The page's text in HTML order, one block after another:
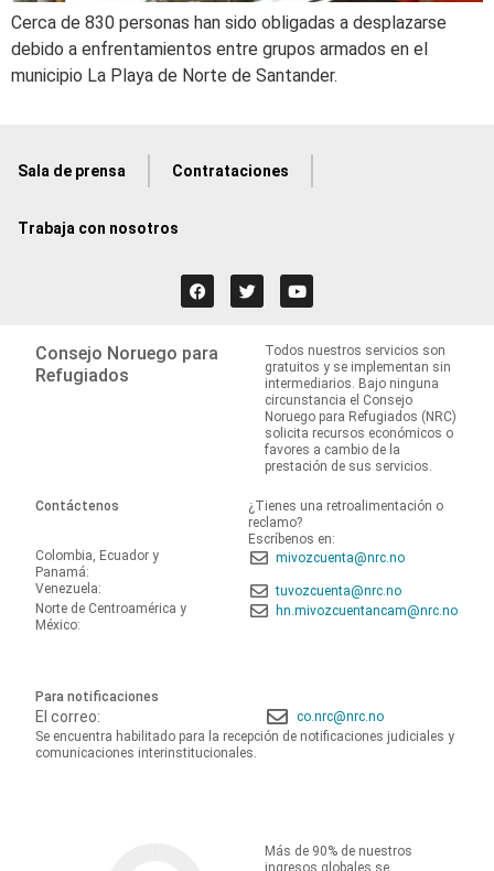
Cerca de 830 personas han sido obligadas a desplazarse
debido a enfrentamientos entre grupos armados en el
municipio La Playa de Norte de Santander.
Sala de prensa Contrataciones
Trabaja con nosotros
Consejo Noruego para
Refugiados
Todos nuestros servicios son
gratuitos y se implementan sin
intermediarios. Bajo ninguna
circunstancia el Consejo
Noruego para Refugiados (NRC)
solicita recursos económicos o
favores a cambio de la
prestación de sus servicios.
Contáctenos
¿Tienes una retroalimentación o
reclamo?
Escríbenos en:
Colombia, Ecuador y
Panamá:
mivozcuenta@nrc.no
Venezuela:
tuvozcuenta@nrc.no
Norte de Centroamérica y
México:
hn.mivozcuentancam@nrc.no
Para notificaciones
El correo:
co.nrc@nrc.no
Se encuentra habilitado para la recepción de notificaciones judiciales y
comunicaciones interinstitucionales.
Más de 90% de nuestros
ingresos globales se